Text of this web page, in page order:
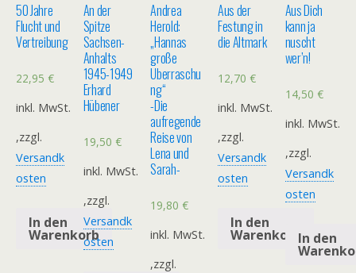
50 Jahre
Flucht und
Vertreibung
22,95 €
inkl. MwSt.
,zzgl.
Versandk
osten
In den
Warenkorb
An der
Spitze
Sachsen-
Anhalts
1945-1949
Erhard
Hübener
19,50 €
inkl. MwSt.
,zzgl.
Versandk
osten
Andrea
Herold:
„Hannas
große
Überraschu
ng“
-Die
aufregende
Reise von
Lena und
Sarah-
19,80€
inkl. MwSt.
,zzgl.
Aus der
Festung in
die Altmark
12,70 €
inkl. MwSt.
,zzgl.
Versandk
osten
In den
Warenkorb
Aus Dich
kann ja
nuscht
wer’n!
14,50 €
inkl. MwSt.
,zzgl.
Versandk
osten
In den